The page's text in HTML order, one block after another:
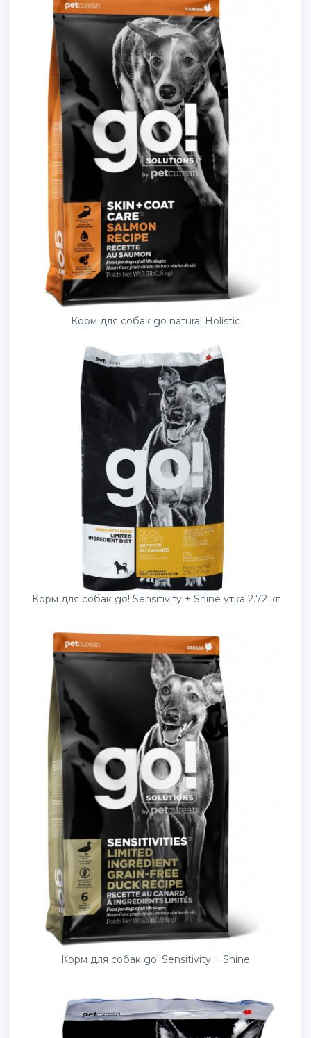
Корм для собак go natural Holistic
Корм для собак go! Sensitivity + Shine утка 2.72 кг
Корм для собак go! Sensitivity + Shine